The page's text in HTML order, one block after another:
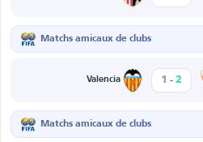
Matchs amicaux de clubs
Valencia 1 - 2
Matchs amicaux de clubs